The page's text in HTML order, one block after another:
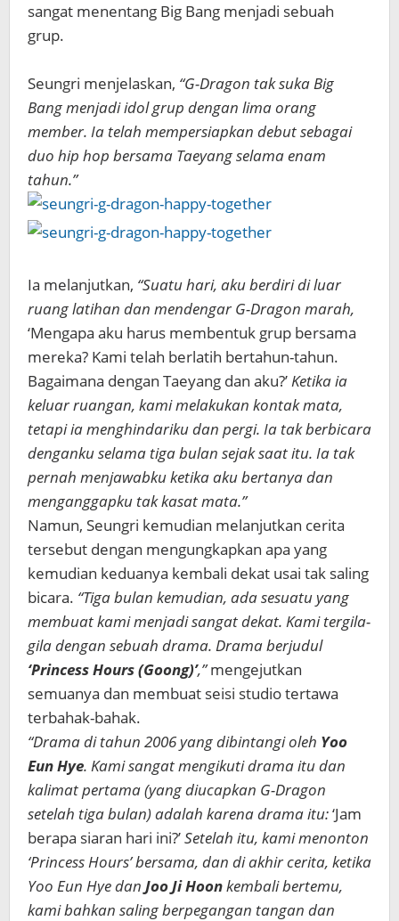
sangat menentang Big Bang menjadi sebuah
grup.
Seungri menjelaskan, “G-Dragon tak suka Big
Bang menjadi idol grup dengan lima orang
member. Ia telah mempersiapkan debut sebagai
duo hip hop bersama Taeyang selama enam
tahun.”
Ia melanjutkan, “Suatu hari, aku berdiri di luar
ruang latihan dan mendengar G-Dragon marah,
‘Mengapa aku harus membentuk grup bersama
mereka? Kami telah berlatih bertahun-tahun.
Bagaimana dengan Taeyang dan aku?’Ketika ia
keluar ruangan, kami melakukan kontak mata,
tetapi ia menghindariku dan pergi. Ia tak berbicara
denganku selama tiga bulan sejak saat itu. Ia tak
pernah menjawabku ketika aku bertanya dan
menganggapku tak kasat mata.”
Namun, Seungri kemudian melanjutkan cerita
tersebut dengan mengungkapkan apa yang
kemudian keduanya kembali dekat usai tak saling
bicara. “Tiga bulan kemudian, ada sesuatu yang
membuat kami menjadi sangat dekat. Kami tergila-
gila dengan sebuah drama. Drama berjudul
‘Princess Hours (Goong)’,”mengejutkan
semuanya dan membuat seisi studio tertawa
terbahak-bahak.
“Drama di tahun 2006 yang dibintangi oleh Yoo
Eun Hye. Kami sangat mengikuti drama itu dan
kalimat pertama (yang diucapkan G-Dragon
setelah tiga bulan) adalah karena drama itu:‘Jam
berapa siaran hari ini?’Setelah itu, kami menonton
‘Princess Hours’ bersama, dan di akhir cerita, ketika
Yoo Eun Hye dan Joo Ji Hoonkembali bertemu,
kami bahkan saling berpegangan tangan dan